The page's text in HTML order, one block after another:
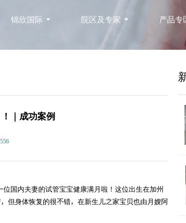
锦欣国际 院区及专家 产品专
｜成功案例
国内夫妻的试管宝宝健康满月啦！这位出生在加州
但身体恢复的很不错，在新生儿之家宝贝也由月嫂阿